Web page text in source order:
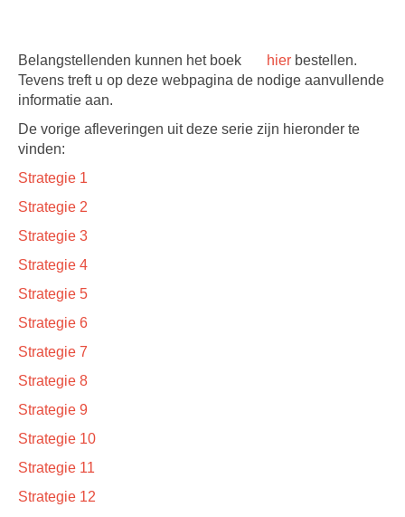
Belangstellenden kunnen het boek hier bestellen.
Tevens treft u op deze webpagina de nodige aanvullende
informatie aan.
De vorige afleveringen uit deze serie zijn hieronder te
vinden:
Strategie 1
Strategie 2
Strategie 3
Strategie 4
Strategie 5
Strategie 6
Strategie 7
Strategie 8
Strategie 9
Strategie 10
Strategie 11
Strategie 12